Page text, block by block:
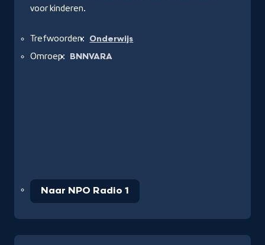
voor kinderen.
Trefwoorden: Onderwijs
Omroep: BNNVARA
Naar NPO Radio 1